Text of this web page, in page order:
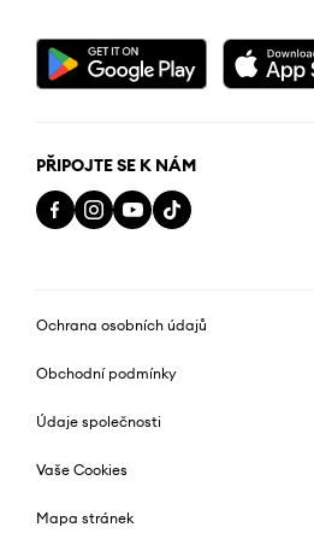
PŘIPOJTE SE K NÁM
Ochrana osobních údajů
Obchodní podmínky
Údaje společnosti
Vaše Cookies
Mapa stránek